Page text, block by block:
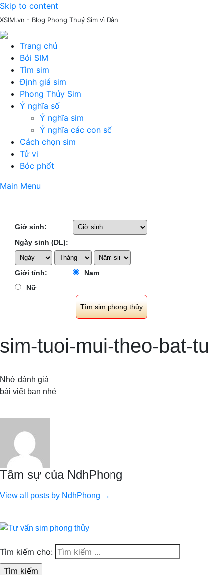
Skip to content
XSIM.vn - Blog Phong Thuỷ Sim vì Dân
Trang chủ
Bói SIM
Tìm sim
Định giá sim
Phong Thủy Sim
Ý nghĩa số
Ý nghĩa sim
Ý nghĩa các con số
Cách chọn sim
Tử vi
Bóc phốt
Main Menu
Giờ sinh:
Ngày sinh (DL):
Giới tính:
Nam
Nữ
sim-tuoi-mui-theo-bat-tu
Nhớ đánh giá
bài viết bạn nhé
Tâm sự của NdhPhong
View all posts by NdhPhong →
Tìm kiếm cho: